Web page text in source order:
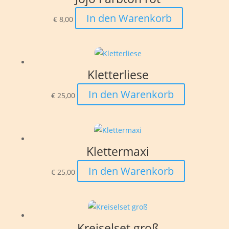
€8,00 In den Warenkorb
Kletterliese
€25,00 In den Warenkorb
Klettermaxi
€25,00 In den Warenkorb